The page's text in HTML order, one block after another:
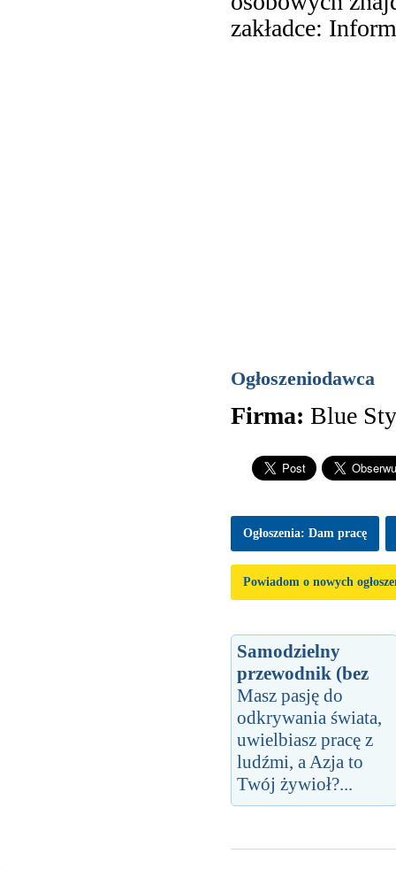
zakładce:
Ogłoszeniodawca
Firma: Blue
Ogłoszenia: Dam pracę
Powiadom o nowych
Samodzielny
przewodnik (bez
Masz pasję do
odkrywania świata,
uwielbiasz pracę z
ludźmi, a Azja to
Twój żywioł?...